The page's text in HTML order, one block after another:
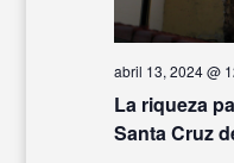
La riqueza
Santa Cruz
abril 13, 2024 @